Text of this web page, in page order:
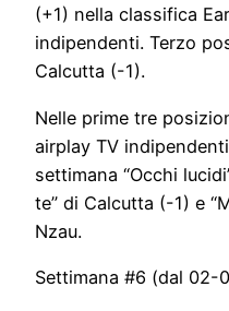
(+1) nella classifica
indipendenti. Terzo
Calcutta (-1).
Nelle prime tre
airplay TV
settimana “Occhi
te” di Calcutta (-1) e
Nzau.
Settimana #6 (dal